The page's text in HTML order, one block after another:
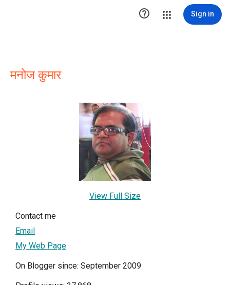
 Sign in
मनोज कुमार
View Full Size
Contact me
Email
My Web Page
On Blogger since: September 2009